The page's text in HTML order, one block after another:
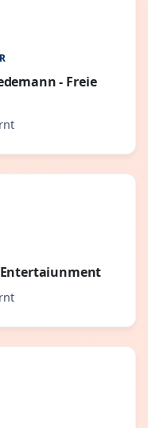
- Freie
Entertaiunment